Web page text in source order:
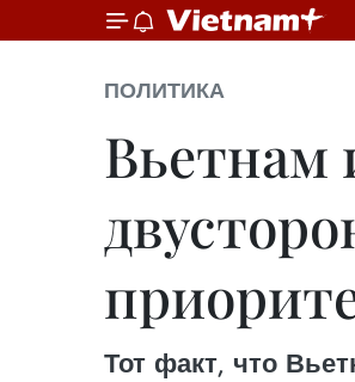
ПОЛИТИКА
Вьетнам
Тот факт, что